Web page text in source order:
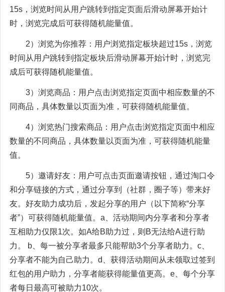
15s，浏览时间从用户跳转到指定页面后滑动屏幕开始计
时，浏览完成后可获得随机能量值。
2）浏览为你推荐：用户浏览指定板块超过15s，浏览
时间从用户跳转到指定板块后滑动屏幕开始计时，浏览完
成后可获得随机能量值。
3）浏览商品：用户点击浏览指定页面中相应数量的不
同商品，具体数量以页面为准，可获得随机能量值。
4）浏览热门搜索商品：用户点击浏览指定页面中相应
数量的不同商品，具体数量以页面为准，可获得随机能量
值。
5）邀请好友：用户可点击页面邀请按钮，通过淘口令
和分享链接的方式，通过分享到（社群，圈子等）带来好
友。好友助力成功后，发起分享的用户（以下简称“分享
者”）可获得随机能量值。a、活动期间内分享者和分享者
互相助力仅限1次。如A给B助力过，则B无法给A进行助
力。 b、每一被分享者最多只能帮助3个分享者助力。c、
分享者不能为自己助力。d、获得活动期间从未领取过签到
红包的用户助力，分享者能获得能量值更高。e、每个分享
者每日最高可被助力10次。